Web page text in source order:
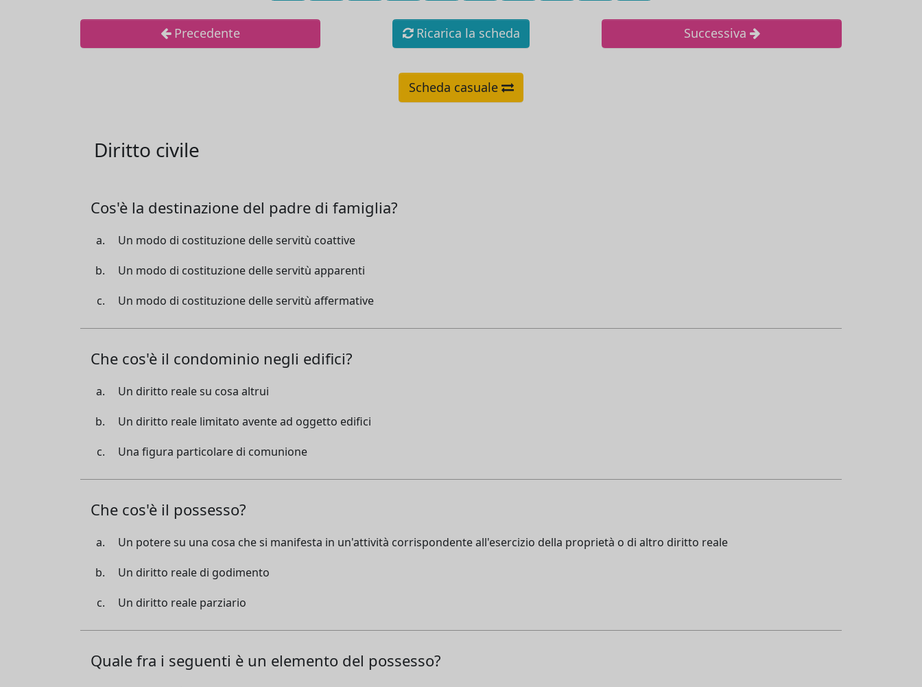
Precedente Ricarica la scheda Successiva
Scheda casuale
Diritto civile
Cos'è la destinazione del padre di famiglia?
Un modo di costituzione delle servitù coattive
Un modo di costituzione delle servitù apparenti
Un modo di costituzione delle servitù affermative
Che cos'è il condominio negli edifici?
Un diritto reale su cosa altrui
Un diritto reale limitato avente ad oggetto edifici
Una figura particolare di comunione
Che cos'è il possesso?
Un potere su una cosa che si manifesta in un'attività corrispondente all'esercizio della proprietà o di altro diritto reale
Un diritto reale di godimento
Un diritto reale parziario
Quale fra i seguenti è un elemento del possesso?